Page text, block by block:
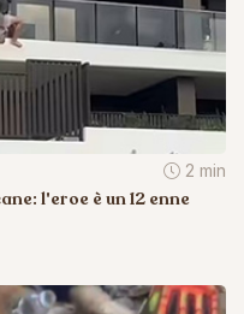
2 min
l'eroe è un 12 enne